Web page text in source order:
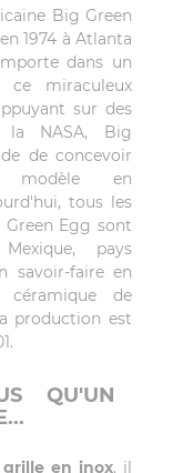
Big Green
1974 à Atlanta
dans un
ce miraculeux
sur des
la NASA, Big
de concevoir
modèle en
tous les
Egg sont
pays
savoir-faire en
céramique de
production est
QU'UN
en inox, il